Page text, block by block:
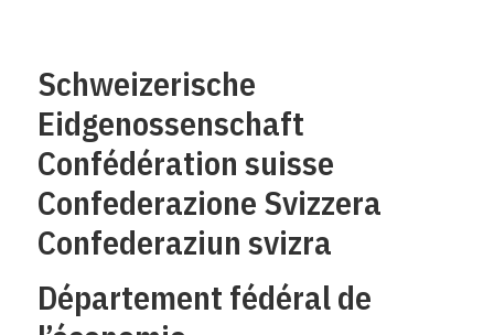
Schweizerische
Eidgenossenschaft
Confédération suisse
Confederazione Svizzera
Confederaziun svizra
Département fédéral de